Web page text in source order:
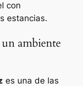
con
estancias.
ambiente
es una de las